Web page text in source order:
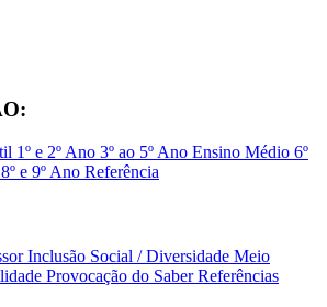
1º e 2º Ano 3º ao 5º Ano Ensino Médio 6º
8º e 9º Ano Referência
Inclusão Social / Diversidade Meio
Provocação do SaberReferências